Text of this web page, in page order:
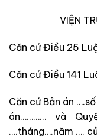
VIỆN
Căn cứ Điều 25
Căn cứ Điều 141
Căn cứ Bản án
án………… và
….tháng….năm ….